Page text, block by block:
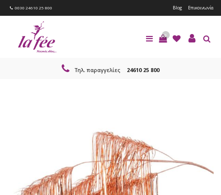
0030 24610 25 800 Blog Επικοινωνία
0
Τηλ. παραγγελίες 24610 25 800